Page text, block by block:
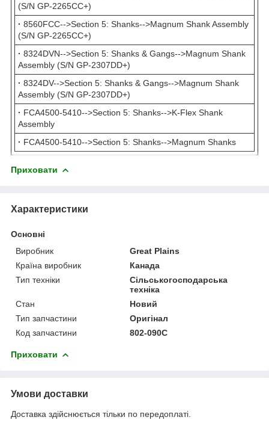
(S/N GP-2265CC+)
· 8560FCC-->Section 5: Shanks-->Magnum Shank Assembly
(S/N GP-2265CC+)
· 8324DVN-->Section 5: Shanks & Gangs-->Magnum Shank
Assembly (S/N GP-2307DD+)
· 8324DV-->Section 5: Shanks & Gangs-->Magnum Shank
Assembly (S/N GP-2307DD+)
· FCA4500-5410-->Section 5: Shanks-->K-Flex Shank
Assembly
· FCA4500-5410-->Section 5: Shanks-->Magnum Shanks
Приховати
Характеристики
Основні
Виробник
Great Plains
Країна виробник
Канада
Тип техніки
Сільськогосподарська
техніка
Стан
Новий
Тип запчастини
Оригінал
Код запчастини
802-090C
Приховати
Умови доставки
Доставка здійснюється тільки по передоплаті.